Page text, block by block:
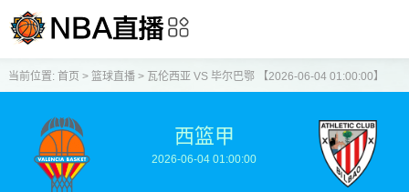
当前位置: 首页 > 篮球直播> 瓦伦西亚 VS 毕尔巴鄂 【2026-06-04 01:00:00】
西篮甲
2026-06-04 01:00:00